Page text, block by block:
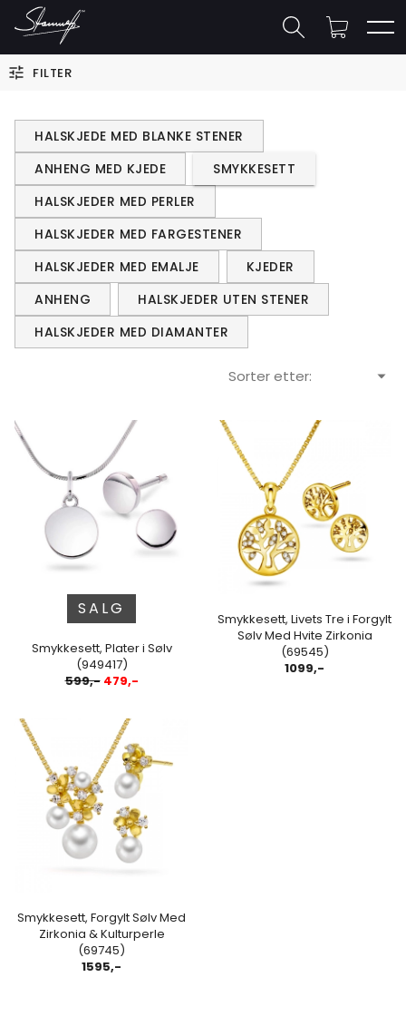
FILTER
HALSKJEDE MED BLANKE STENER
ANHENG MED KJEDE
SMYKKESETT
HALSKJEDER MED PERLER
HALSKJEDER MED FARGESTENER
HALSKJEDER MED EMALJE
KJEDER
ANHENG
HALSKJEDER UTEN STENER
HALSKJEDER MED DIAMANTER
Sorter etter:
SALG
Smykkesett, Plater i Sølv
(949417)
599,-479,-
Smykkesett, Livets Tre i Forgylt
Sølv Med Hvite Zirkonia
(69545)
1099,-
Smykkesett, Forgylt Sølv Med
Zirkonia & Kulturperle
(69745)
1595,-